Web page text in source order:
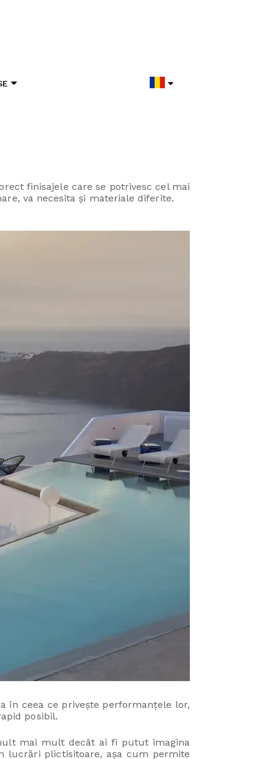
finisajele care se potrivesc cel mai
va necesita și materiale diferite.
în ceea ce privește performanțele lor,
posibil.
mai mult decât ai fi putut imagina
lucrări plictisitoare, așa cum permite